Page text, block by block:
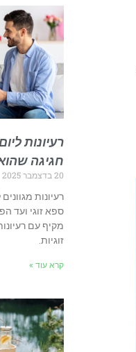
רעיונות
חגיגה
20 בדצמבר 2025
רעיונות
ספא זוגי ועד
מקיף עם
זוגיות.
קרא עוד »